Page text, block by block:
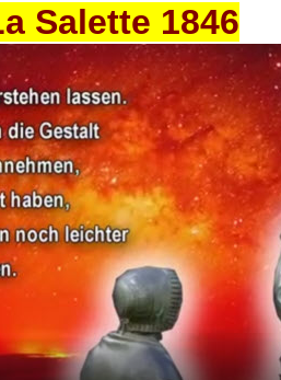
Salette 1846